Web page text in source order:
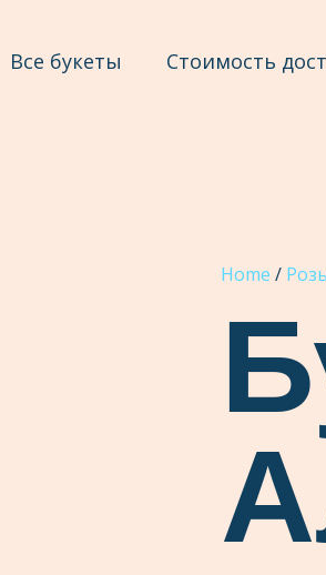
Все букеты Стоимость
Home /